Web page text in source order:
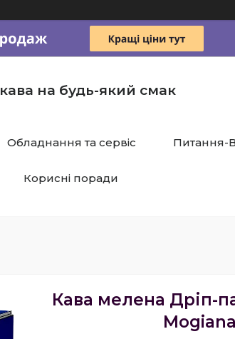
кава на будь-який смак
Обладнання та сервіс Питання-
Корисні поради
Кава мелена Дріп-